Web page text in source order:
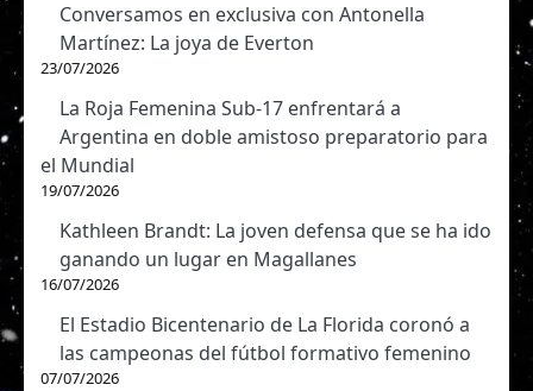
Conversamos en exclusiva con Antonella
Martínez: La joya de Everton
23/07/2026
La Roja Femenina Sub-17 enfrentará a
Argentina en doble amistoso preparatorio para
el Mundial
19/07/2026
Kathleen Brandt: La joven defensa que se ha ido
ganando un lugar en Magallanes
16/07/2026
El Estadio Bicentenario de La Florida coronó a
las campeonas del fútbol formativo femenino
07/07/2026